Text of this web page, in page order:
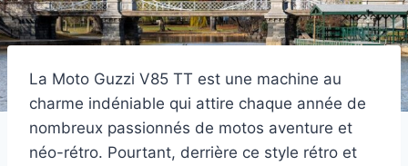
La Moto Guzzi V85 TT est une machine au
charme indéniable qui attire chaque année de
nombreux passionnés de motos aventure et
néo-rétro. Pourtant, derrière ce style rétro et